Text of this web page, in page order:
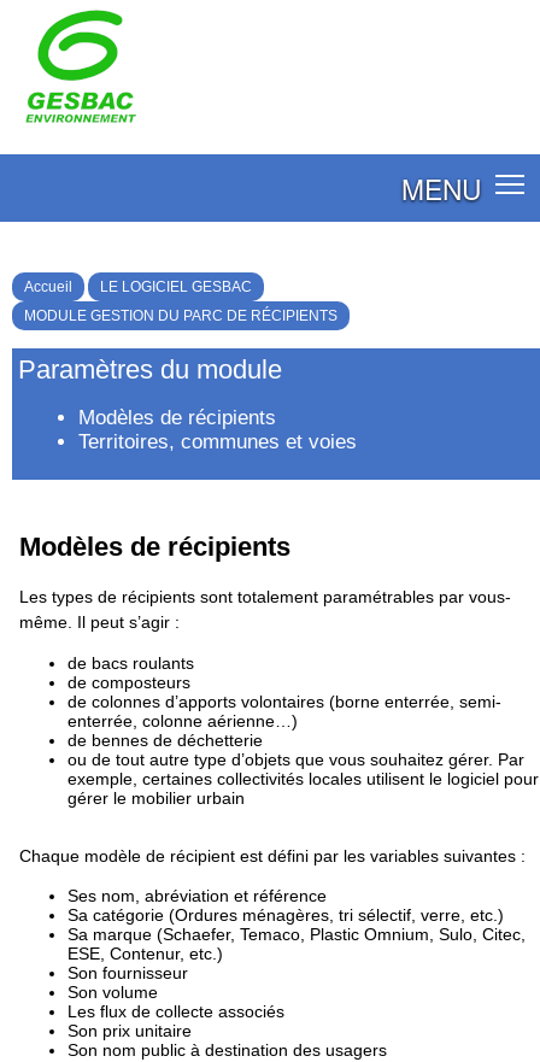
MENU
Accueil
LE LOGICIEL GESBAC
MODULE GESTION DU PARC DE RÉCIPIENTS
Paramètres du module
Modèles de récipients
Territoires, communes et voies
Modèles de récipients
Les types de récipients sont totalement paramétrables par vous-
même. Il peut s’agir :
de bacs roulants
de composteurs
de colonnes d’apports volontaires (borne enterrée, semi-
enterrée, colonne aérienne…)
de bennes de déchetterie
ou de tout autre type d’objets que vous souhaitez gérer. Par
exemple, certaines collectivités locales utilisent le logiciel pour
gérer le mobilier urbain
Chaque modèle de récipient est défini par les variables suivantes :
Ses nom, abréviation et référence
Sa catégorie (Ordures ménagères, tri sélectif, verre, etc.)
Sa marque (Schaefer, Temaco, Plastic Omnium, Sulo, Citec,
ESE, Contenur, etc.)
Son fournisseur
Son volume
Les flux de collecte associés
Son prix unitaire
Son nom public à destination des usagers